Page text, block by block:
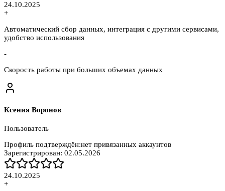
24.10.2025
+
Автоматический сбор данных, интеграция с другими сервисами,
удобство использования
-
Скорость работы при больших объемах данных
Ксения Воронов
Пользователь
Профиль подтверждён:нет привязанных аккаунтов
Зарегистрирован: 02.05.2026
24.10.2025
+